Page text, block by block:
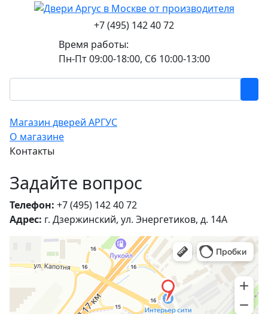
+7 (495) 142 40 72
Время работы:
Пн-Пт 09:00-18:00, Сб 10:00-13:00
Магазин дверей АРГУС
О магазине
Контакты
Задайте вопрос
Телефон: +7 (495) 142 40 72
Адрес: г. Дзержинский, ул. Энергетиков, д. 14А